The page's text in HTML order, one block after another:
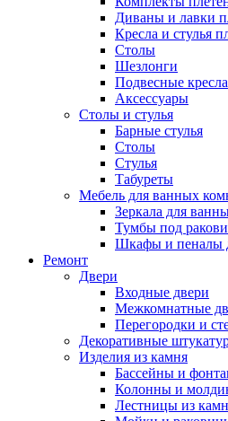
Диваны и лавки
Кресла и стулья
Столы
Шезлонги
Подвесные кресла
Аксессуары
Столы и стулья
Барные стулья
Столы
Стулья
Табуреты
Мебель для ванных
Зеркала для
Тумбы под
Шкафы и пеналы
Ремонт
Двери
Входные двери
Межкомнатные
Перегородки и
Декоративные
Изделия из камня
Бассейны и
Колонны и
Лестницы из